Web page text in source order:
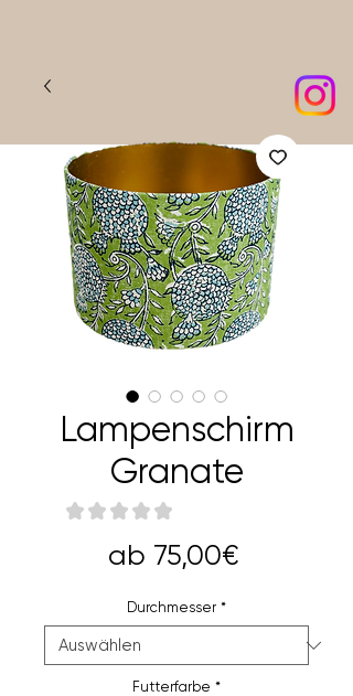
Lampenschirm
Granate
★ ★ ★ ★ ★
ab 75,00€
Durchmesser *
Futterfarbe *